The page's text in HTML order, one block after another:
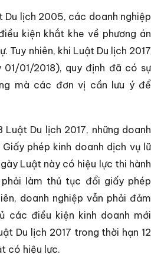
Du lịch 2005, các doanh nghiệp
kiện khắt khe về phương án
Tuy nhiên, khi Luật Du lịch 2017
01/2018), quy định đã có sự
mà các đơn vị cần lưu ý để
Du lịch 2017, những doanh
phép kinh doanh dịch vụ lữ
Luật này có hiệu lực thi hành
làm thủ tục đổi giấy phép
doanh nghiệp vẫn phải đảm
các điều kiện kinh doanh mới
Du lịch 2017 trong thời hạn 12
có hiệu lực.